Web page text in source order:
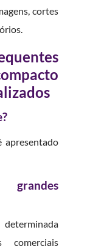
cortes
apresentado
grandes
comerciais